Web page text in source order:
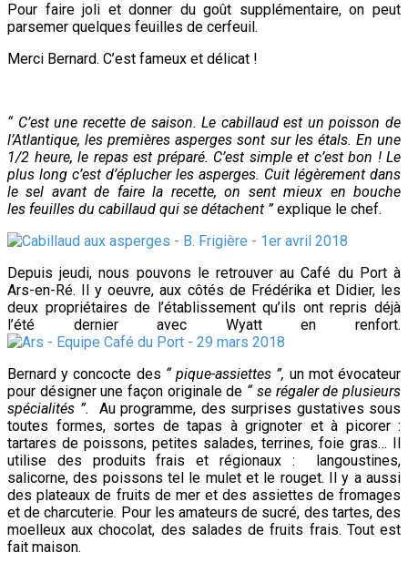
Pour faire joli et donner du goût supplémentaire, on peut
parsemer quelques feuilles de cerfeuil.
Merci Bernard. C’est fameux et délicat !
“ C’est une recette de saison. Le cabillaud est un poisson de
l’Atlantique, les premières asperges sont sur les étals. En une
1/2 heure, le repas est préparé. C’est simple et c’est bon ! Le
plus long c’est d’éplucher les asperges. Cuit légèrement dans
le sel avant de faire la recette, on sent mieux en bouche
les feuilles du cabillaud qui se détachent ”explique le chef.
Depuis jeudi, nous pouvons le retrouver au Café du Port à
Ars-en-Ré. Il y oeuvre, aux côtés de Frédérika et Didier, les
deux propriétaires de l’établissement qu’ils ont repris déjà
l’été dernier avec Wyatt en renfort.
Bernard y concocte des “ pique-assiettes ”, un mot évocateur
pour désigner une façon originale de “ se régaler de plusieurs
spécialités ”.
Au programme, des surprises gustatives sous
toutes formes, sortes de tapas à grignoter et à picorer :
tartares de poissons, petites salades, terrines, foie gras… Il
utilise des produits frais et régionaux : langoustines,
salicorne, des poissons tel le mulet et le rouget. Il y a aussi
des plateaux de fruits de mer et des assiettes de fromages
et de charcuterie. Pour les amateurs de sucré, des tartes, des
moelleux aux chocolat, des salades de fruits frais. Tout est
fait maison.